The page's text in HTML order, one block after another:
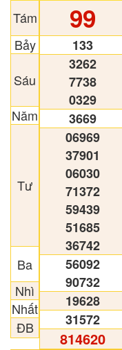
Tám
Bảy
Sáu
Năm
Tư
Ba
Nhì
Nhất
ĐB
99
133
3262
7738
0329
3669
06969
37901
06030
71372
59439
51685
36742
56092
90732
19628
31572
814620